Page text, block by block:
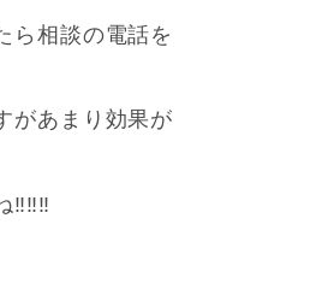
ら相談の電話を
があまり効果が
‼‼‼